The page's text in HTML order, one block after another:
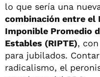
lo que sería una
combinación entre el
Imponible Promedio
Estables (RIPTE),
para jubilados.
radicalismo, el